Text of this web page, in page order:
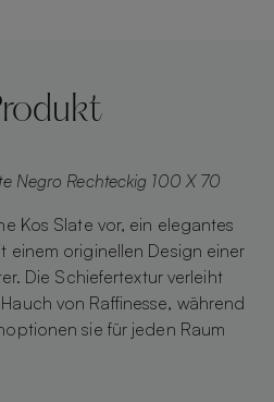
Negro Rechteckig 100 X 70
Kos Slate vor, ein elegantes
einem originellen Design einer
Die Schiefertextur verleiht
von Raffinesse, während
sie für jeden Raum